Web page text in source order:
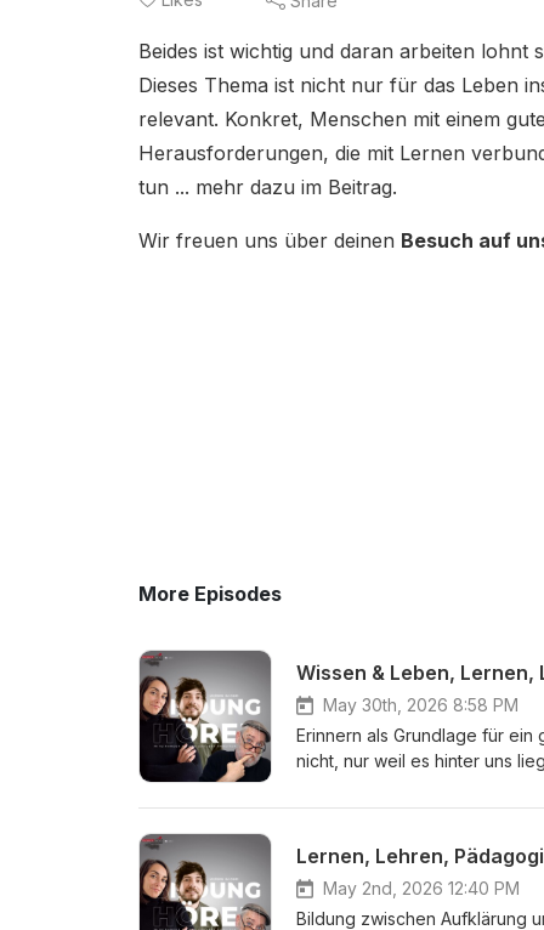
Beides ist wichtig und daran arbeiten lohnt
Dieses Thema ist nicht nur für das Leben
relevant. Konkret, Menschen mit einem
Herausforderungen, die mit Lernen
tun ... mehr dazu im Beitrag.
Wir freuen uns über deinen Besuch auf
More Episodes
Wissen & Leben,
May 30th, 2026 8:58 PM
Erinnern als Grundlage für
nicht, nur weil es hinter uns
unseren Gewohnheiten, in
sich im Alltag besonders auf
Beitrag. Wir freuen uns über
Lernen, Lehren,
May 2nd, 2026 12:40 PM
Bildung zwischen Aufklärung